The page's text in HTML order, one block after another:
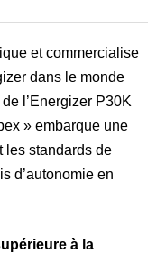
et commercialise
dans le monde
l’Energizer P30K
» embarque une
les standards de
d’autonomie en
à la